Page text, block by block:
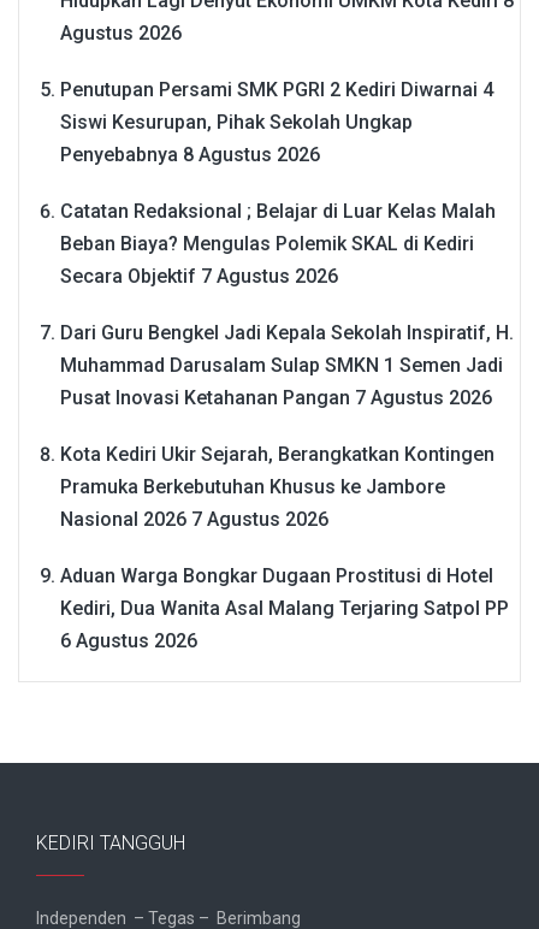
Agustus 2026
Penutupan Persami SMK PGRI 2 Kediri Diwarnai 4
Siswi Kesurupan, Pihak Sekolah Ungkap
Penyebabnya 8 Agustus 2026
Catatan Redaksional ; Belajar di Luar Kelas Malah
Beban Biaya? Mengulas Polemik SKAL di Kediri
Secara Objektif 7 Agustus 2026
Dari Guru Bengkel Jadi Kepala Sekolah Inspiratif, H.
Muhammad Darusalam Sulap SMKN 1 Semen Jadi
Pusat Inovasi Ketahanan Pangan 7 Agustus 2026
Kota Kediri Ukir Sejarah, Berangkatkan Kontingen
Pramuka Berkebutuhan Khusus ke Jambore
Nasional 2026 7 Agustus 2026
Aduan Warga Bongkar Dugaan Prostitusi di Hotel
Kediri, Dua Wanita Asal Malang Terjaring Satpol PP
6 Agustus 2026
KEDIRI TANGGUH
Independen – Tegas – Berimbang